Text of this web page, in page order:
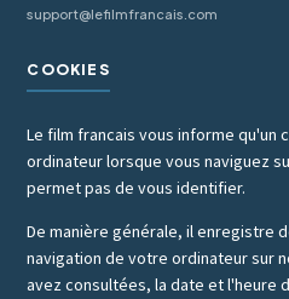
support@lefilmfrancais.com
COOKIES
Le film francais vous informe qu'un
ordinateur lorsque vous naviguez
permet pas de vous identifier.
De manière générale, il enregistre
navigation de votre ordinateur sur
avez consultées, la date et l'heure